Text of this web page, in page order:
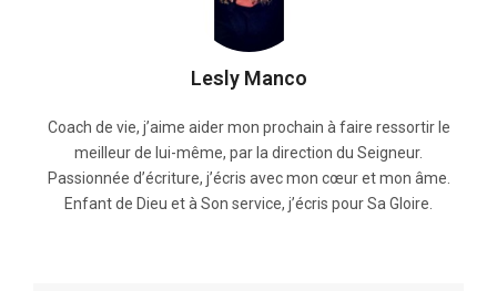
Lesly Manco
Coach de vie, j’aime aider mon prochain à faire ressortir le
meilleur de lui-même, par la direction du Seigneur.
Passionnée d’écriture, j’écris avec mon cœur et mon âme.
Enfant de Dieu et à Son service, j’écris pour Sa Gloire.